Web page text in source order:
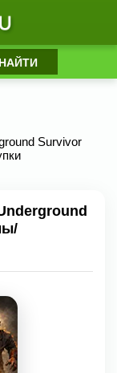
Survivor